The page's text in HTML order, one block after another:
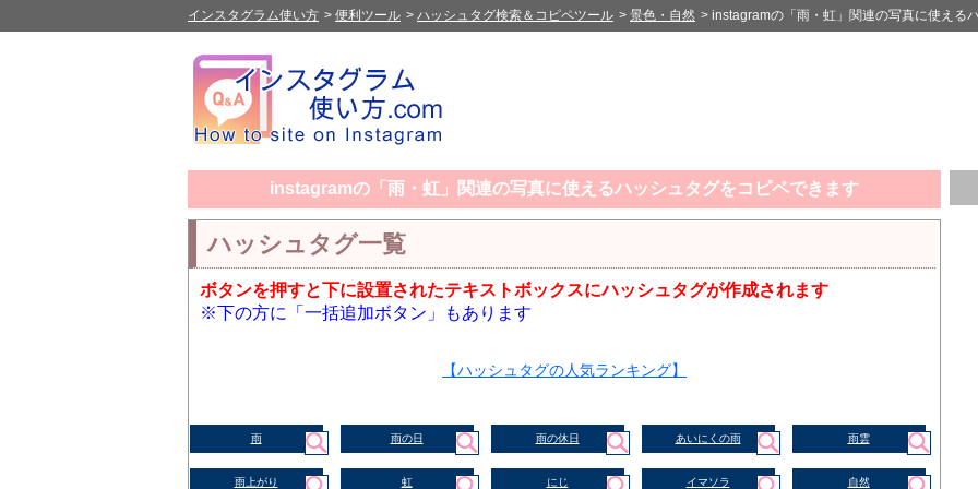
インスタグラム使い方 > 便利ツール > ハッシュタグ検索＆コピペツール > 景色・自然 > instagramの「雨・虹」関連の写真に使える
instagramの「雨・虹」関連の写真に使えるハッシュタグをコピペできます
ハッシュタグ一覧
ボタンを押すと下に設置されたテキストボックスにハッシュタグが作成されます
※下の方に「一括追加ボタン」もあります
【ハッシュタグの人気ランキング】
雨 雨の日 雨の休日 あいにくの雨 雨雲
雨上がり 虹 にじ イマソラ 自然